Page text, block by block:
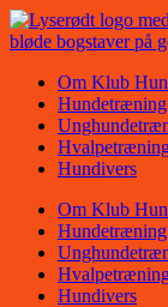
Videre
til
Om Klub
Hundetræning
Hundivers
Om Klub
Hundetræning
Hundivers